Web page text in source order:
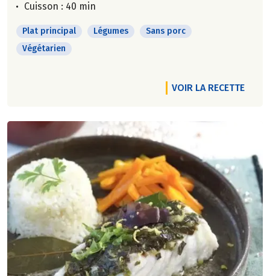
Cuisson : 40 min
Plat principal Légumes
Sans porc
Végétarien
VOIR LA RECETTE